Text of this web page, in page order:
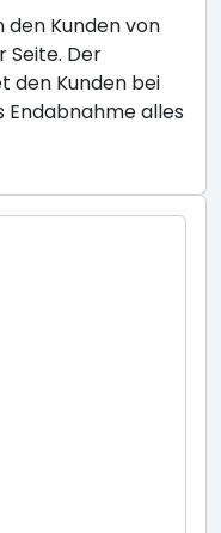
Kunden von
Seite. Der
den Kunden bei
Endabnahme alles